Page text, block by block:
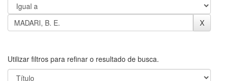
Utilizar filtros para refinar o resultado de busca.